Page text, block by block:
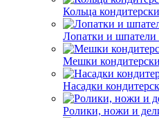
Кольца
Лопатки и шпатели
Мешки
Насадки
Ролики, ножи и